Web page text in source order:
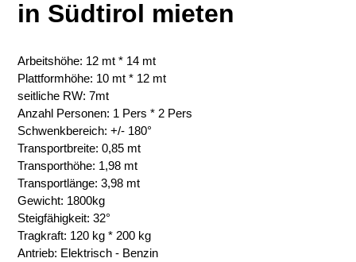
in Südtirol mieten
Arbeitshöhe: 12 mt * 14 mt
Plattformhöhe: 10 mt * 12 mt
seitliche RW: 7mt
Anzahl Personen: 1 Pers * 2 Pers
Schwenkbereich: +/- 180°
Transportbreite: 0,85 mt
Transporthöhe: 1,98 mt
Transportlänge: 3,98 mt
Gewicht: 1800kg
Steigfähigkeit: 32°
Tragkraft: 120 kg * 200 kg
Antrieb: Elektrisch - Benzin